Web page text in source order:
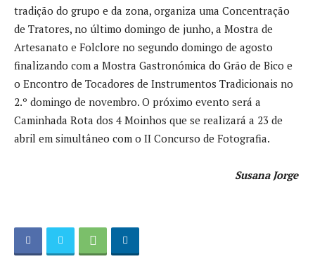
tradição do grupo e da zona, organiza uma Concentração
de Tratores, no último domingo de junho, a Mostra de
Artesanato e Folclore no segundo domingo de agosto
finalizando com a Mostra Gastronómica do Grão de Bico e
o Encontro de Tocadores de Instrumentos Tradicionais no
2.º domingo de novembro. O próximo evento será a
Caminhada Rota dos 4 Moinhos que se realizará a 23 de
abril em simultâneo com o II Concurso de Fotografia.
Susana Jorge